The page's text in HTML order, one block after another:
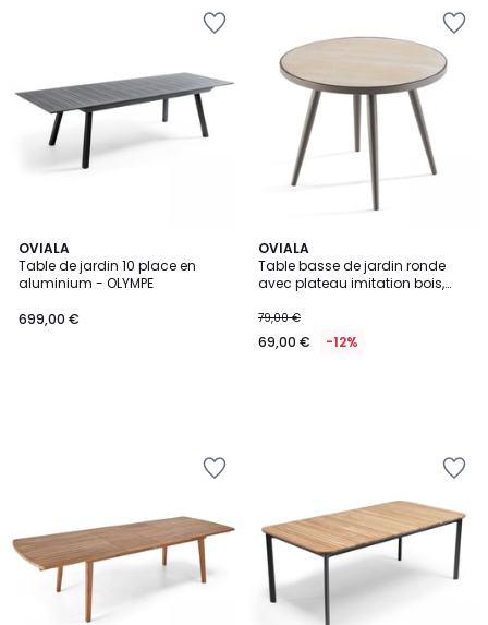
OVIALA
Table de jardin 10 place en
aluminium - OLYMPE
699,00 €
OVIALA
Table basse de jardin ronde
avec plateau imitation bois,
79,00 €
69,00 € -12%